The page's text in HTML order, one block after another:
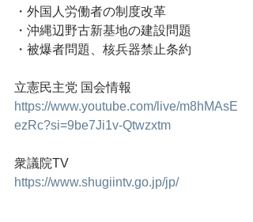
・外国人労働者の制度改革
・沖縄辺野古新基地の建設問題
・被爆者問題、核兵器禁止条約
立憲民主党 国会情報
https://www.youtube.com/live/m8hMAsE
ezRc?si=9be7Ji1v-Qtwzxtm
衆議院TV
https://www.shugiintv.go.jp/jp/